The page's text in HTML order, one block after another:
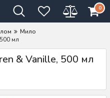
0
Мило
мл
& Vanille, 500 мл